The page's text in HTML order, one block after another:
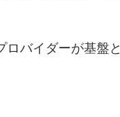
ロバイダーが基盤